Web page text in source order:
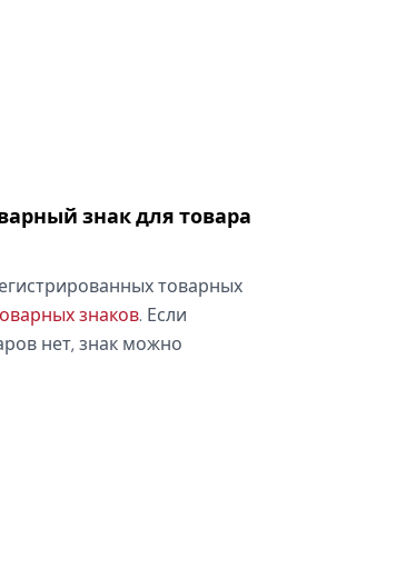
знак для товара
товарных
знаков. Если
нет, знак можно